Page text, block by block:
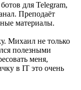
для Telegram,
Преподаёт
материалы.
Михаил не только
полезными
меня,
в IT это очень